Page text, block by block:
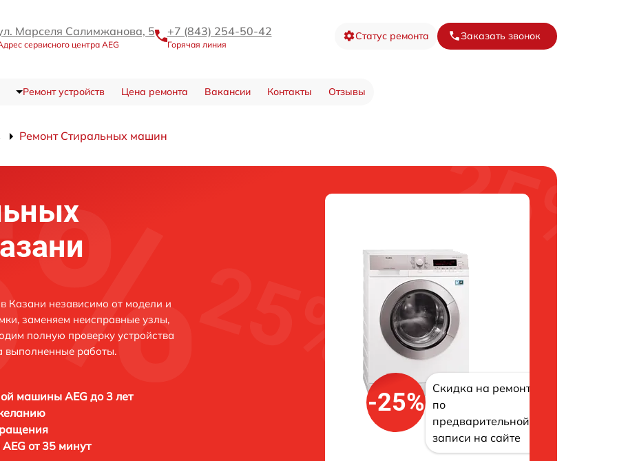
Марселя Салимжанова, 5
сервисного центра AEG
+7 (843) 254-50-42
Горячая линия
Статус ремонта Заказать звонок
Ремонт устройств Цена ремонта Вакансии Контакты Отзывы
Ремонт Стиральных машин
Казани независимо от модели и
заменяем неисправные узлы,
полную проверку устройства
выполненные работы.
машины AEG до 3 лет
от 35 минут
-25%
Скидка на ремонт
по
предварительной
записи на сайте